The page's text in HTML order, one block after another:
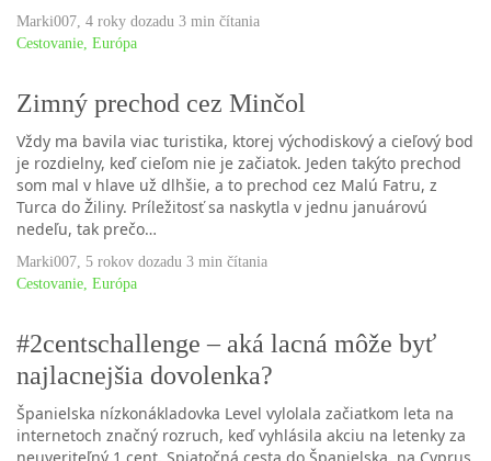
Marki007 4 roky dozadu 3 min čítania
Cestovanie Európa
Zimný prechod cez Minčol
Vždy ma bavila viac turistika, ktorej východiskový a cieľový bod
je rozdielny, keď cieľom nie je začiatok. Jeden takýto prechod
som mal v hlave už dlhšie, a to prechod cez Malú Fatru, z
Turca do Žiliny. Príležitosť sa naskytla v jednu januárovú
nedeľu, tak prečo…
Marki007 5 rokov dozadu 3 min čítania
Cestovanie Európa
#2centschallenge – aká lacná môže byť
najlacnejšia dovolenka?
Španielska nízkonákladovka Level vylolala začiatkom leta na
internetoch značný rozruch, keď vyhlásila akciu na letenky za
neuveriteľný 1 cent. Spiatočná cesta do Španielska, na Cyprus